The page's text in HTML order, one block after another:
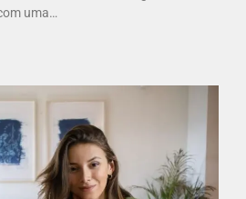
uma…